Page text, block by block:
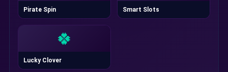
Pirate Spin Smart Slots
🍀
Lucky Clover